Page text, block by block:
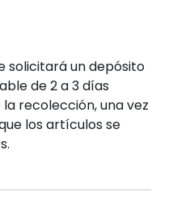
solicitará un depósito
de 2 a 3 días
recolección, una vez
los artículos se